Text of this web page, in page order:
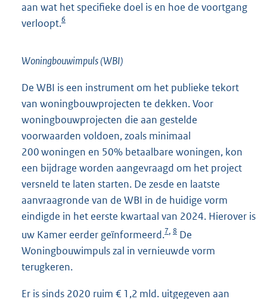
aan wat het specifieke doel is en hoe de voortgang
verloopt.6
Woningbouwimpuls (WBI)
De WBI is een instrument om het publieke tekort
van woningbouwprojecten te dekken. Voor
woningbouwprojecten die aan gestelde
voorwaarden voldoen, zoals minimaal
200 woningen en 50% betaalbare woningen, kon
een bijdrage worden aangevraagd om het project
versneld te laten starten. De zesde en laatste
aanvraagronde van de WBI in de huidige vorm
eindigde in het eerste kwartaal van 2024. Hierover is
uw Kamer eerder geïnformeerd.7, 8 De
Woningbouwimpuls zal in vernieuwde vorm
terugkeren.
Er is sinds 2020 ruim € 1,2 mld. uitgegeven aan